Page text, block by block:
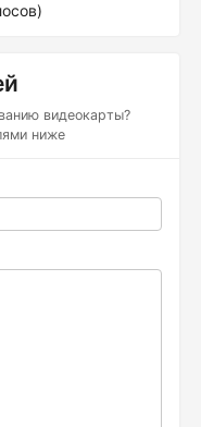
видеокарты?
ниже